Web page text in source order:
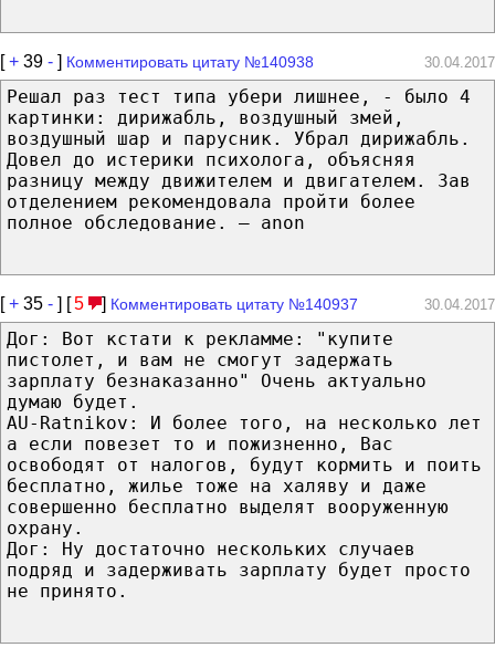
[+ 39 - ] Комментировать цитату №140938 30.04.2017
Решал раз тест типа убери лишнее, - было 4
картинки: дирижабль, воздушный змей,
воздушный шар и парусник. Убрал дирижабль.
Довел до истерики психолога, объясняя
разницу между движителем и двигателем. Зав
отделением рекомендовала пройти более
полное обследование. — anon
[+ 35 - ] [5 ] Комментировать цитату №140937 30.04.2017
Дог: Вот кстати к рекламме: "купите
пистолет, и вам не смогут задержать
зарплату безнаказанно" Очень актуально
думаю будет.
AU-Ratnikov: И более того, на несколько лет
а если повезет то и пожизненно, Вас
освободят от налогов, будут кормить и поить
бесплатно, жилье тоже на халяву и даже
совершенно бесплатно выделят вооруженную
охрану.
Дог: Ну достаточно нескольких случаев
подряд и задерживать зарплату будет просто
не принято.